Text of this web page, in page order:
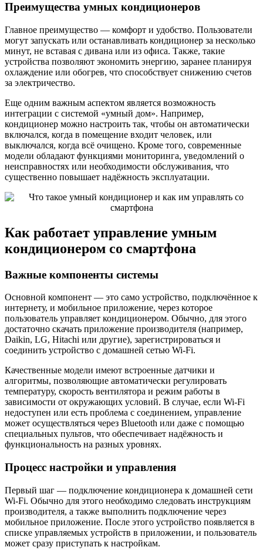
Преимущества умных кондиционеров
Главное преимущество — комфорт и удобство. Пользователи
могут запускать или останавливать кондиционер за несколько
минут, не вставая с дивана или из офиса. Также, такие
устройства позволяют экономить энергию, заранее планируя
охлаждение или обогрев, что способствует снижению счетов
за электричество.
Еще одним важным аспектом является возможность
интеграции с системой «умный дом». Например,
кондиционер можно настроить так, чтобы он автоматически
включался, когда в помещение входит человек, или
выключался, когда всё очищено. Кроме того, современные
модели обладают функциями мониторинга, уведомлений о
неисправностях или необходимости обслуживания, что
существенно повышает надёжность эксплуатации.
Как работает управление умным
кондиционером со смартфона
Важные компоненты системы
Основной компонент — это само устройство, подключённое к
интернету, и мобильное приложение, через которое
пользователь управляет кондиционером. Обычно, для этого
достаточно скачать приложение производителя (например,
Daikin, LG, Hitachi или другие), зарегистрироваться и
соединить устройство с домашней сетью Wi-Fi.
Качественные модели имеют встроенные датчики и
алгоритмы, позволяющие автоматически регулировать
температуру, скорость вентилятора и режим работы в
зависимости от окружающих условий. В случае, если Wi-Fi
недоступен или есть проблема с соединением, управление
может осуществляться через Bluetooth или даже с помощью
специальных пультов, что обеспечивает надёжность и
функциональность на разных уровнях.
Процесс настройки и управления
Первый шаг — подключение кондиционера к домашней сети
Wi-Fi. Обычно для этого необходимо следовать инструкциям
производителя, а также выполнить подключение через
мобильное приложение. После этого устройство появляется в
списке управляемых устройств в приложении, и пользователь
может сразу приступать к настройкам.